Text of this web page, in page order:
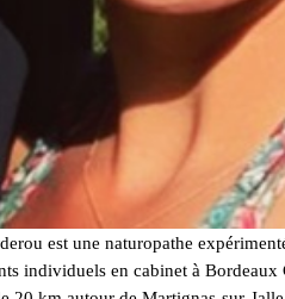
est une naturopathe
individuels en cabinet à Bordeaux